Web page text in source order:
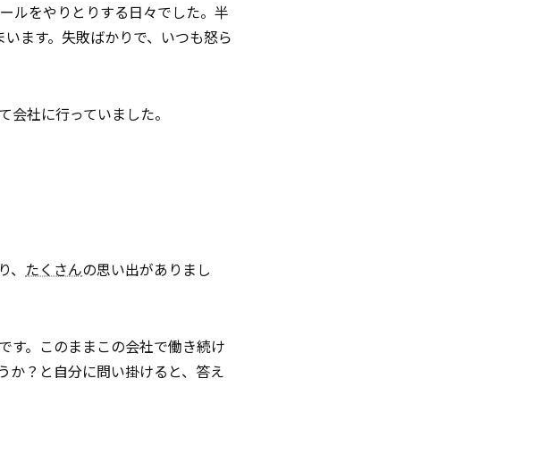
ルをやりとりする日々でした。半
ます。失敗ばかりで、いつも怒ら
社に行っていました。
たくさんの思い出がありまし
す。このままこの会社で働き続け
か？と自分に問い掛けると、答え